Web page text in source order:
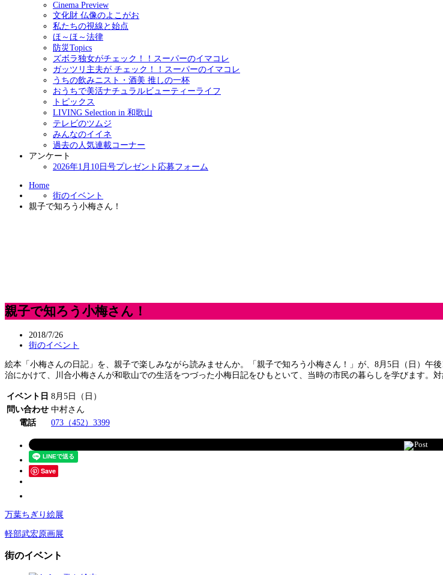
Cinema Preview
文化財 仏像のよこがお
私たちの視線と始点
ほ～ほ～法律
防災Topics
ズボラ独女がチェック！！スーパーのイマコレ
ガッツリ主夫が チェック！！スーパーのイマコレ
うちの飲みニスト・酒美 推しの一杯
おうちで美活ナチュラルビューティーライフ
トピックス
LIVING Selection in 和歌山
テレビのツムジ
みんなのイイネ
過去の人気連載コーナー
アンケート
2026年1月10日号プレゼント応募フォーム
Home
街のイベント
親子で知ろう小梅さん！
親子で知ろう小梅さん！
2018/7/26
街のイベント
絵本「小梅さんの日記」を、親子で楽しみながら読みませんか。「親子で知ろう小梅さん！」が、8月5日（日）午
治にかけて、川合小梅さんが和歌山での生活をつづった小梅日記をひもといて、当時の市民の暮らしを学びます。
イベント日 8月5日（日）
問い合わせ 中村さん
電話
073（452）3399
Post
Save
万葉ちぎり絵展
軽部武宏原画展
街のイベント